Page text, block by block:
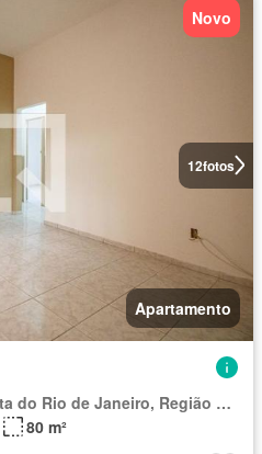
12fotos
Novo
Apartamento
Região Geográfica Imediata do Rio de Janeiro, Região Metropolitana do Rio de Janeiro
80 m²